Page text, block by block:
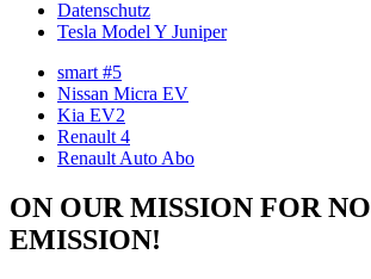
Datenschutz
Tesla Model Y Juniper
smart #5
Nissan Micra EV
Kia EV2
Renault 4
Renault Auto Abo
ON OUR MISSION FOR NO
EMISSION!